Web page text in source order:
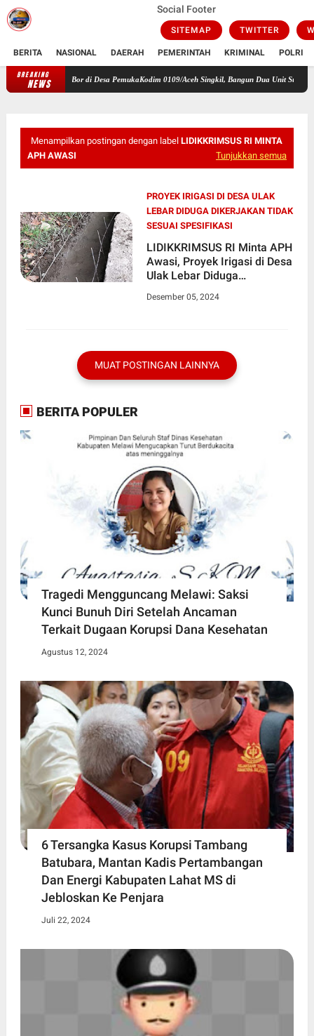
Social Footer
SITEMAP TWITTER
BERITA NASIONAL DAERAH PEMERINTAH KRIMINAL POLRI
BREAKING
NEWS
Sumur Bor di Desa PemukaKodim 0109/Aceh Singkil, Bangun Dua Unit Sumur Bor di
Menampilkan postingan dengan label LIDIKKRIMSUS RI MINTA
APH AWASI
Tunjukkan semua
PROYEK IRIGASI DI DESA ULAK
LEBAR DIDUGA DIKERJAKAN TIDAK
SESUAI SPESIFIKASI
LIDIKKRIMSUS RI Minta APH
Awasi, Proyek Irigasi di Desa
Ulak Lebar Diduga
Spesifikasi, Oleh Kontraktor
Desember 05, 2024
MUAT POSTINGAN LAINNYA
BERITA POPULER
Tragedi Mengguncang Melawi: Saksi
Kunci Bunuh Diri Setelah Ancaman
Terkait Dugaan Korupsi Dana Kesehatan
Agustus 12, 2024
6 Tersangka Kasus Korupsi Tambang
Batubara, Mantan Kadis Pertambangan
Dan Energi Kabupaten Lahat MS di
Jebloskan Ke Penjara
Juli 22, 2024